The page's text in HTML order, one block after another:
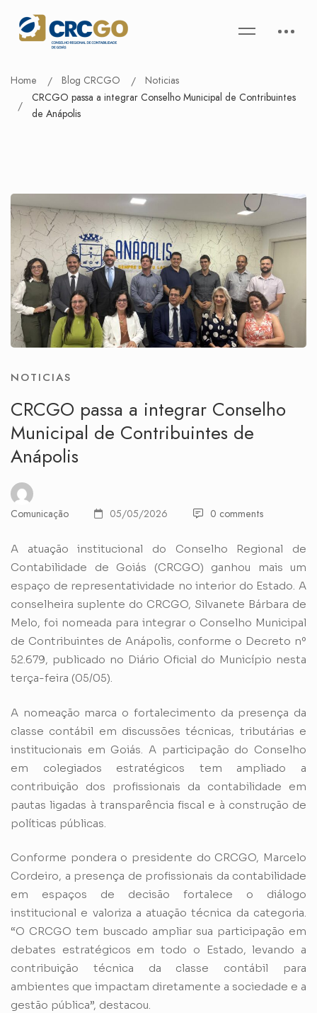
Home Blog CRCGO
Noticias
CRCGO passa a integrar Conselho Municipal de Contribuintes
de Anápolis
NOTICIAS
CRCGO passa a integrar Conselho
Municipal de Contribuintes de
Anápolis
Comunicação 05/05/2026 0 comments
A atuação institucional do Conselho Regional de
Contabilidade de Goiás (CRCGO) ganhou mais um
espaço de representatividade no interior do Estado. A
conselheira suplente do CRCGO, Silvanete Bárbara de
Melo, foi nomeada para integrar o Conselho Municipal
de Contribuintes de Anápolis, conforme o Decreto nº
52.679, publicado no Diário Oficial do Município nesta
terça-feira (05/05).
A nomeação marca o fortalecimento da presença da
classe contábil em discussões técnicas, tributárias e
institucionais em Goiás. A participação do Conselho
em colegiados estratégicos tem ampliado a
contribuição dos profissionais da contabilidade em
pautas ligadas à transparência fiscal e à construção de
políticas públicas.
Conforme pondera o presidente do CRCGO, Marcelo
Cordeiro, a presença de profissionais da contabilidade
em espaços de decisão fortalece o diálogo
institucional e valoriza a atuação técnica da categoria.
“O CRCGO tem buscado ampliar sua participação em
debates estratégicos em todo o Estado, levando a
contribuição técnica da classe contábil para
ambientes que impactam diretamente a sociedade e a
gestão pública”, destacou.